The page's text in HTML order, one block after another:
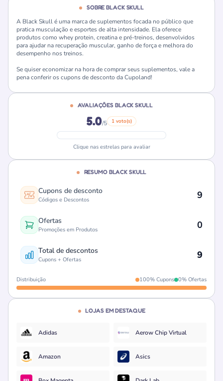
SOBRE BLACK SKULL
A Black Skull é uma marca de suplementos focada no público que
pratica musculação e esportes de alta intensidade. Ela oferece
produtos como whey protein, creatina e pré-treinos, desenvolvidos
para ajudar na recuperação muscular, ganho de força e melhora do
desempenho nos treinos.
Se quiser economizar na hora de comprar seus suplementos, vale a
pena conferir os cupons de desconto da Cupoland!
AVALIAÇÕES BLACK SKULL
5.0/5 1 voto(s)
Clique nas estrelas para avaliar
RESUMO BLACK SKULL
Cupons de desconto
Códigos e Descontos 9
Ofertas
Promoções em Produtos 0
Total de descontos
Cupons + Ofertas 9
Distribuição 100% Cupons 0% Ofertas
LOJAS EM DESTAQUE
Adidas Aerow Chip Virtual
Amazon Asics